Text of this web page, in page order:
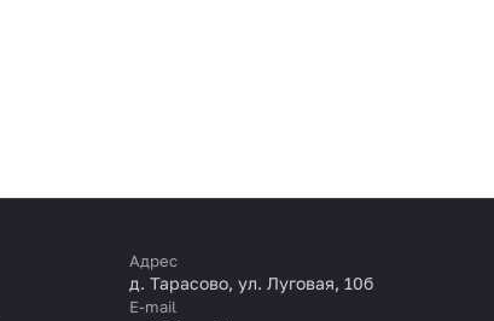
Адрес
д. Тарасово, ул. Луговая, 10б
E-mail